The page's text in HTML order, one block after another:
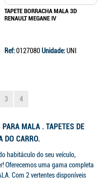
TAPETE BORRACHA MALA 3D
RENAULT MEGANE IV
Ref:0127080Unidade:UNI
3 4
MALA . TAPETES DE
DO CARRO.
habitáculo do seu veículo,
Oferecemos uma gama completa
Com 2 vertentes disponíveis